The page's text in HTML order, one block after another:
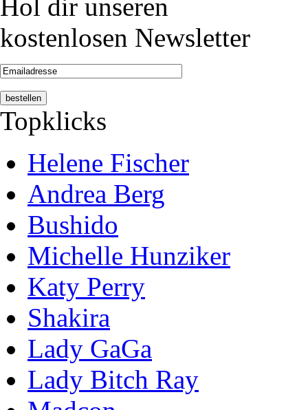
Hol dir unseren
kostenlosen Newsletter
Topklicks
Helene Fischer
Andrea Berg
Bushido
Michelle Hunziker
Katy Perry
Shakira
Lady GaGa
Lady Bitch Ray